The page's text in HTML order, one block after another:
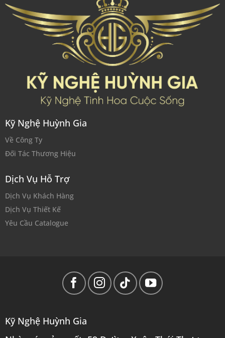
Kỹ Nghệ Huỳnh Gia
Về Công Ty
Đối Tác Thương Hiệu
Dịch Vụ Hỗ Trợ
Dịch Vụ Khách Hàng
Dịch Vụ Thiết Kế
Yêu Cầu Catalogue
Kỹ Nghệ Huỳnh Gia